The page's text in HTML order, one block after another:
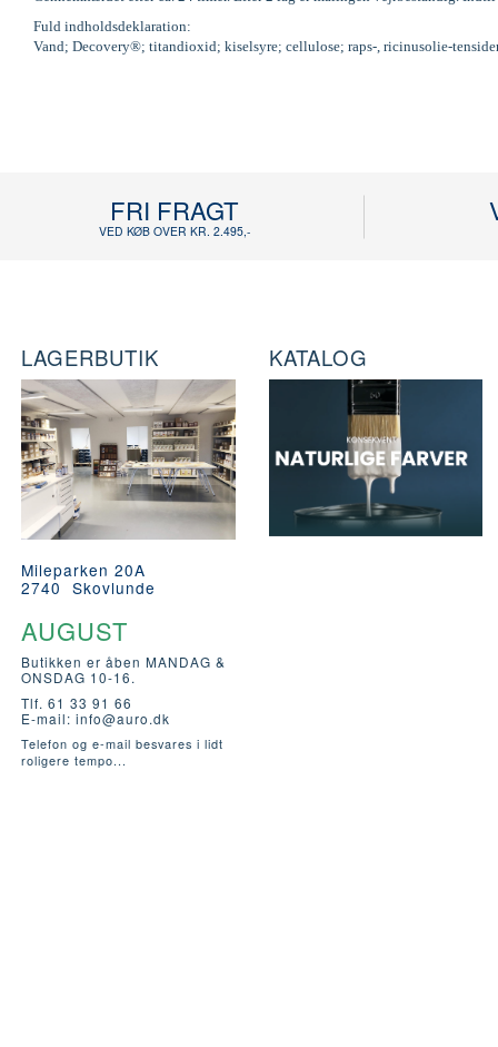
Fuld indholdsdeklaration:
Vand; Decovery®; titandioxid; kiselsyre; cellulose; raps-, ricinusolie-
FRI FRAGT
VED KØB OVER KR. 2.495,-
LAGERBUTIK
Mileparken 20A
2740 Skovlunde
AUGUST
Butikken er åben MANDAG &
ONSDAG 10-16.
Tlf. 61 33 91 66
E-mail: info@auro.dk
Telefon og e-mail besvares i lidt
roligere tempo...
KATALOG